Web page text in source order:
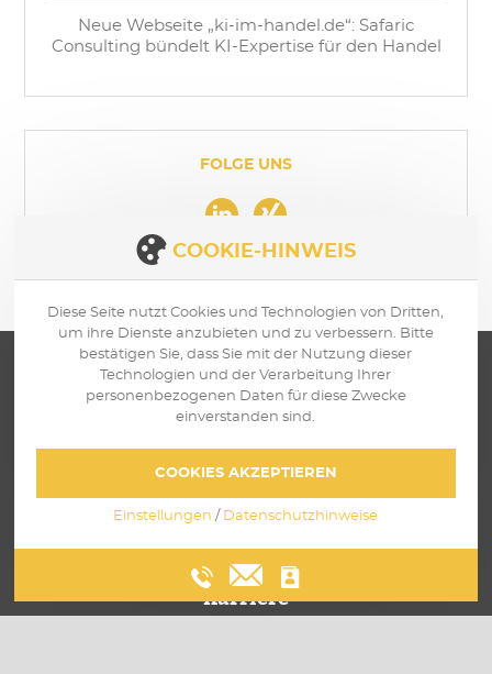
Neue Webseite „ki-im-handel.de“: Safaric
Consulting bündelt KI-Expertise für den Handel
FOLGE UNS
Über uns
Leistungen
Einblicke
Karriere
COOKIE-HINWEIS
Diese Seite nutzt Cookies und Technologien von Dritten,
um ihre Dienste anzubieten und zu verbessern. Bitte
bestätigen Sie, dass Sie mit der Nutzung dieser
Technologien und der Verarbeitung Ihrer
personenbezogenen Daten für diese Zwecke
einverstanden sind.
COOKIES AKZEPTIEREN
Einstellungen / Datenschutzhinweise